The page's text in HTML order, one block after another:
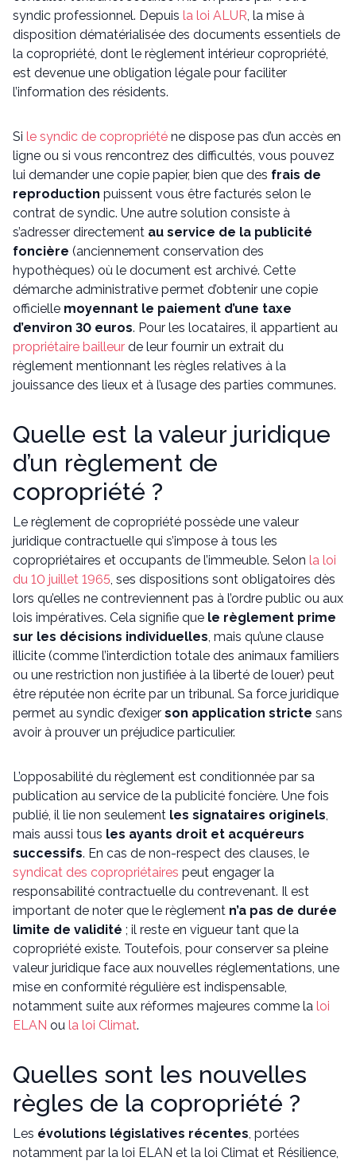
syndic professionnel. Depuis la loi ALUR, la mise à
disposition dématérialisée des documents essentiels de
la copropriété, dont le règlement intérieur copropriété,
est devenue une obligation légale pour faciliter
l’information des résidents.
Si le syndic de copropriété ne dispose pas d’un accès en
ligne ou si vous rencontrez des difficultés, vous pouvez
lui demander une copie papier, bien que des frais de
reproduction puissent vous être facturés selon le
contrat de syndic. Une autre solution consiste à
s’adresser directement au service de la publicité
foncière (anciennement conservation des
hypothèques) où le document est archivé. Cette
démarche administrative permet d’obtenir une copie
officielle moyennant le paiement d’une taxe
d’environ 30 euros. Pour les locataires, il appartient au
propriétaire bailleur de leur fournir un extrait du
règlement mentionnant les règles relatives à la
jouissance des lieux et à l’usage des parties communes.
Quelle est la valeur juridique
d’un règlement de
copropriété ?
Le règlement de copropriété possède une valeur
juridique contractuelle qui s’impose à tous les
copropriétaires et occupants de l’immeuble. Selon la loi
du 10 juillet 1965, ses dispositions sont obligatoires dès
lors qu’elles ne contreviennent pas à l’ordre public ou aux
lois impératives. Cela signifie que le règlement prime
sur les décisions individuelles, mais qu’une clause
illicite (comme l’interdiction totale des animaux familiers
ou une restriction non justifiée à la liberté de louer) peut
être réputée non écrite par un tribunal. Sa force juridique
permet au syndic d’exiger son application stricte sans
avoir à prouver un préjudice particulier.
L’opposabilité du règlement est conditionnée par sa
publication au service de la publicité foncière. Une fois
publié, il lie non seulement les signataires originels,
mais aussi tous les ayants droit et acquéreurs
successifs. En cas de non-respect des clauses, le
syndicat des copropriétaires peut engager la
responsabilité contractuelle du contrevenant. Il est
important de noter que le règlement n’a pas de durée
limite de validité ; il reste en vigueur tant que la
copropriété existe. Toutefois, pour conserver sa pleine
valeur juridique face aux nouvelles réglementations, une
mise en conformité régulière est indispensable,
notamment suite aux réformes majeures comme la loi
ELAN ou la loi Climat.
Quelles sont les nouvelles
règles de la copropriété ?
Les évolutions législatives récentes, portées
notamment par la loi ELAN et la loi Climat et Résilience,